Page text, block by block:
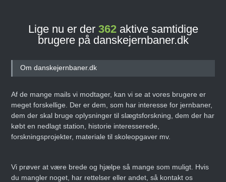
Lige nu er der 362aktive samtidige
brugere på danskejernbaner.dk
Om danskejernbaner.dk
Af de mange mails vi modtager, kan vi se at vores brugere er
meget forskellige. Der er dem, som har interesse for jernbaner,
dem der skal bruge oplysninger til slægtsforskning, dem der har
købt en nedlagt station, historie interesserede,
forskningsprojekter, materiale til skoleopgaver mv.
Vi prøver at være brede og hjælpe så mange som muligt. Hvis
du mangler noget, har rettelser eller andet, så kontakt os